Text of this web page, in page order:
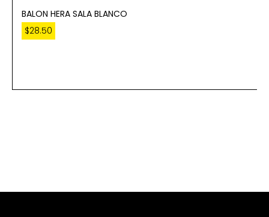
BALON HERA SALA BLANCO
$28.50